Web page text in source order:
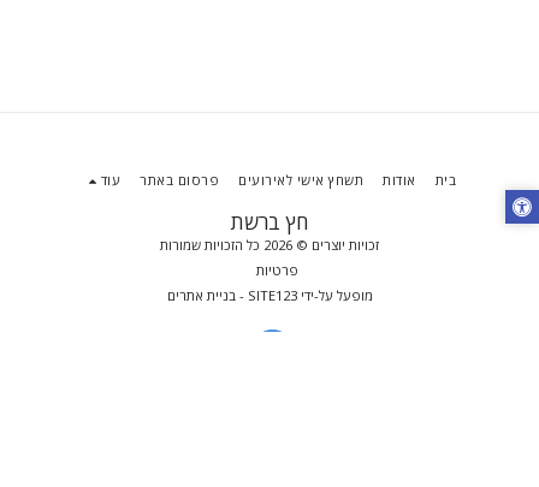
חץ ברשת
זכויות יוצרים © 2026 כל הזכויות שמורות
פרטיות
מופעל על-ידיSITE123
- בניית אתרים
בית אודות תשחץ אישי לאירועים פרסום באתר עוד